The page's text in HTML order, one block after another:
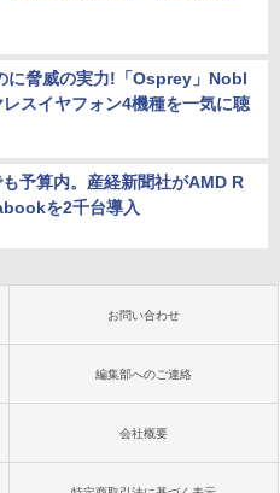
に脅威の実力!「Osprey」Nobl
スイヤフォン4機種を一気に聴
予算内。産経新聞社がAMD R
を2千台導入
お問い合わせ
編集部へのご連絡
会社概要